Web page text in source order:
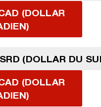
(DOLLAR
(DOLLAR DU
(DOLLAR